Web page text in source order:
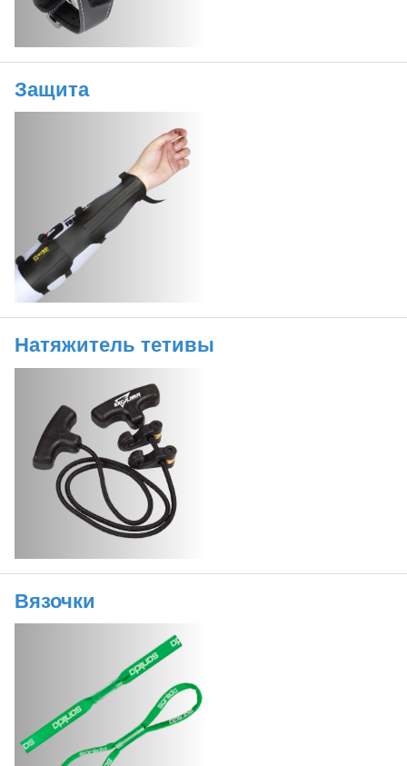
Защита
Натяжитель тетивы
Вязочки